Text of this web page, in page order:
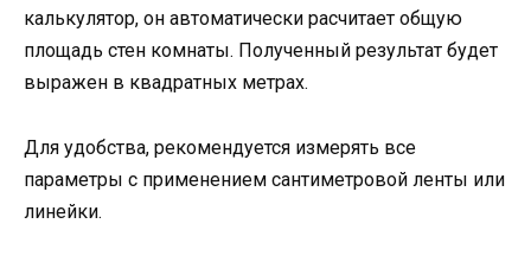
калькулятор, он автоматически расчитает общую
площадь стен комнаты. Полученный результат будет
выражен в квадратных метрах.
Для удобства, рекомендуется измерять все
параметры с применением сантиметровой ленты или
линейки.